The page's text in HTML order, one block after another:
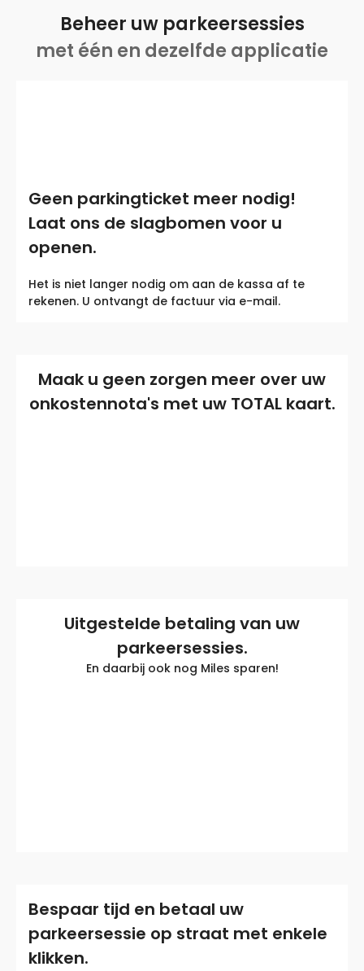
Beheer uw parkeersessies
met één en dezelfde applicatie
Geen parkingticket meer nodig!
Laat ons de slagbomen voor u
openen.
Het is niet langer nodig om aan de kassa af te
rekenen. U ontvangt de factuur via e-mail.
Maak u geen zorgen meer over uw
onkostennota's met uw TOTAL kaart.
Uitgestelde betaling van uw
parkeersessies.
En daarbij ook nog Miles sparen!
Bespaar tijd en betaal uw
parkeersessie op straat met enkele
klikken.